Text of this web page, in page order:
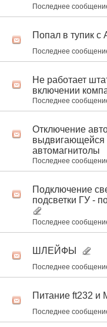
Последнее
Попал в тупик с
Последнее
Не работает
включении
Последнее
Отключение
выдвигающейся
автомагнитолы
Последнее
Подключение
подсветки ГУ -
Последнее
ШЛЕЙФЫ
Последнее
Питание ft232 и
Последнее